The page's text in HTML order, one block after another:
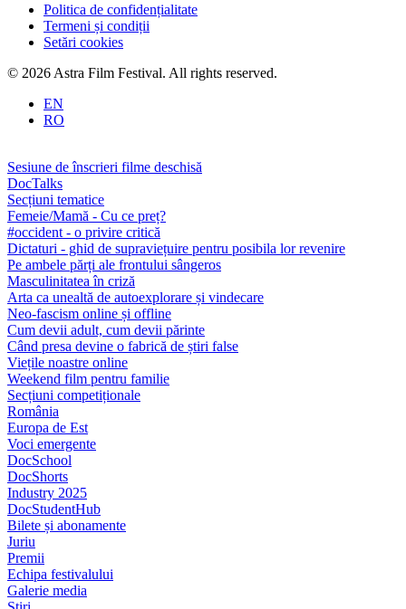
Politica de confidențialitate
Termeni și condiții
Setări cookies
© 2026 Astra Film Festival. All rights reserved.
EN
RO
Sesiune de înscrieri filme deschisă
DocTalks
Secțiuni tematice
Femeie/Mamă - Cu ce preț?
#occident - o privire critică
Dictaturi - ghid de supraviețuire pentru posibila lor revenire
Pe ambele părți ale frontului sângeros
Masculinitatea în criză
Arta ca unealtă de autoexplorare și vindecare
Neo-fascism online și offline
Cum devii adult, cum devii părinte
Când presa devine o fabrică de știri false
Viețile noastre online
Weekend film pentru familie
Secțiuni competiționale
România
Europa de Est
Voci emergente
DocSchool
DocShorts
Industry 2025
DocStudentHub
Bilete și abonamente
Juriu
Premii
Echipa festivalului
Galerie media